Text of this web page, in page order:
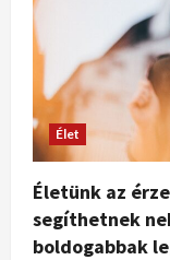
Élet
Életünk az
segíthetnek
boldogabbak